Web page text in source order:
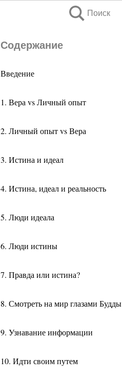
Поиск
Содержание
Введение
1. Вера vs Личный опыт
2. Личный опыт vs Вера
3. Истина и идеал
4. Истина, идеал и реальность
5. Люди идеала
6. Люди истины
7. Правда или истина?
8. Смотреть на мир глазами Будды
9. Узнавание информации
10. Идти своим путем